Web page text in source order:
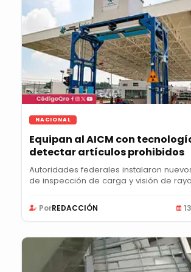
NACIONAL
Equipan al AICM con
detectar artículos prohibidos
Autoridades federales instalaron
de inspección de carga y visión de
PorREDACCIÓN